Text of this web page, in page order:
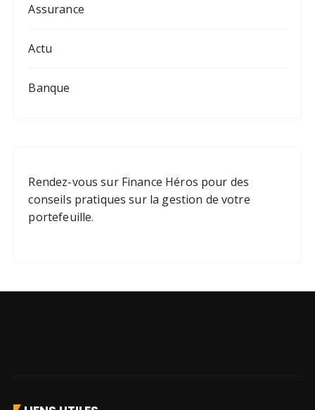
Assurance
Actu
Banque
Rendez-vous sur Finance Héros pour des
conseils pratiques sur la gestion de votre
portefeuille.